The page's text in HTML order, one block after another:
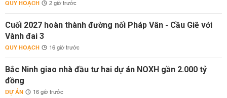
QUY HOẠCH 2 giờ trước
Cuối 2027 hoàn thành đường nối Pháp Vân - Cầu Giẽ với
Vành đai 3
QUY HOẠCH 16 giờ trước
Bắc Ninh giao nhà đầu tư hai dự án NOXH gần 2.000 tỷ
đồng
DỰ ÁN 16 giờ trước